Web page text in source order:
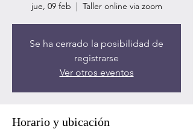
jue, 09 feb
  |
Taller online via zoom
Se ha cerrado la posibilidad de
registrarse
Ver otros eventos
Horario y ubicación